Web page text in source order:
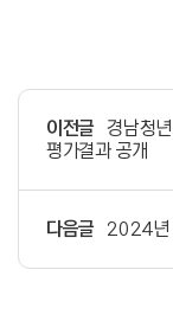
이전글
경남청
평가결과 공개
다음글 2024년